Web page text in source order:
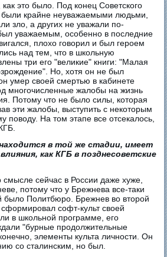
это было. Под конец Советского
крайне неуважаемыми людьми,
зло, а других не уважали по-
уважаемым, особенно в последние
плохо говорил и был героем
над тем, что в школьную
три его "великие" книги: "Малая
Но, хотя он не был
умер своей смертью в кабинете
многочисленные жалобы на жизнь
Потому что не было силы, которая
эти жалобы, выступить с некоторым
поводу. На том этапе все отсекалось,
в той же стадии, имеет
как КГБ в позднесоветские
сейчас в России даже хуже,
потому что у Брежнева все-таки
было Политбюро. Брежнев во второй
софт-культ своей
в школьной программе, его
"бурные продолжительные
элементы культа личности. Он
со сталинским, но был.